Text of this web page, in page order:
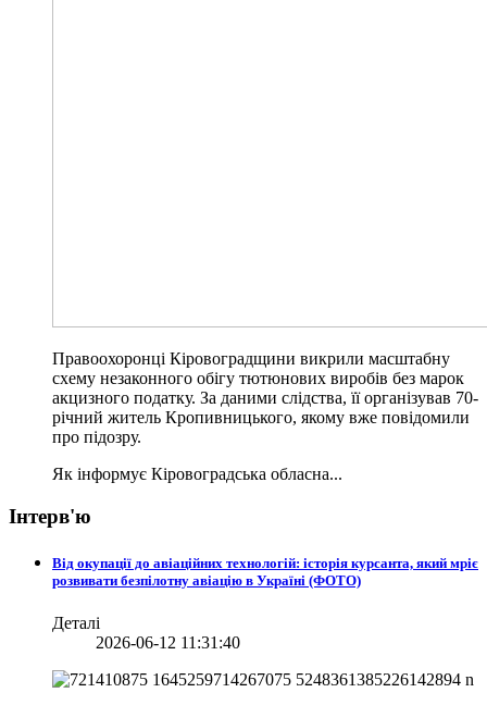
Правоохоронці Кіровоградщини викрили масштабну
схему незаконного обігу тютюнових виробів без марок
акцизного податку. За даними слідства, її організував 70-
річний житель Кропивницького, якому вже повідомили
про підозру.
Як інформує Кіровоградська обласна...
Інтерв'ю
Від окупації до авіаційних технологій: історія курсанта, який мріє
розвивати безпілотну авіацію в Україні (ФОТО)
Деталі
2026-06-12 11:31:40